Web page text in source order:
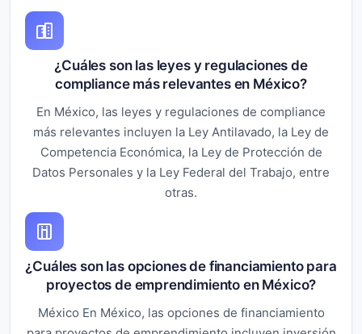
¿Cuáles son las leyes y regulaciones de
compliance más relevantes en México?
En México, las leyes y regulaciones de compliance
más relevantes incluyen la Ley Antilavado, la Ley de
Competencia Económica, la Ley de Protección de
Datos Personales y la Ley Federal del Trabajo, entre
otras.
¿Cuáles son las opciones de financiamiento para
proyectos de emprendimiento en México?
México En México, las opciones de financiamiento